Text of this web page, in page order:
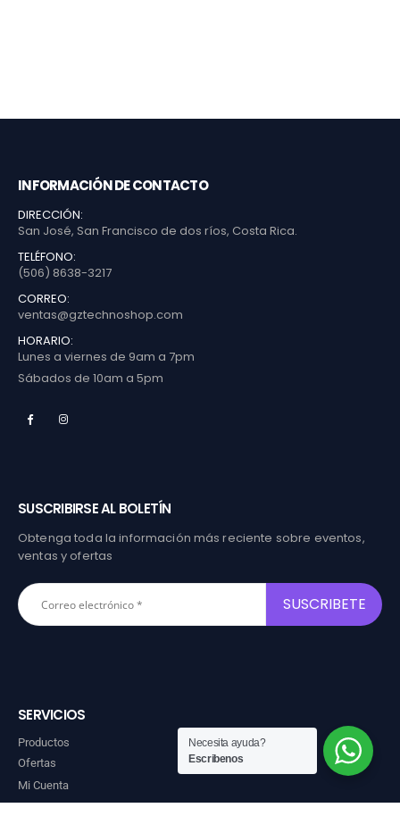
INFORMACIÓN DE CONTACTO
DIRECCIÓN:
San José, San Francisco de dos ríos, Costa Rica.
TELÉFONO:
(506) 8638-3217
CORREO:
ventas@gztechnoshop.com
HORARIO:
Lunes a viernes de 9am a 7pm
Sábados de 10am a 5pm
SUSCRIBIRSE AL BOLETÍN
Obtenga toda la información más reciente sobre eventos,
ventas y ofertas
SERVICIOS
Productos
Ofertas
Mi Cuenta
Necesita ayuda?
Escribenos